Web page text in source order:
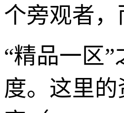
个旁观者
“精品一区
度。这里